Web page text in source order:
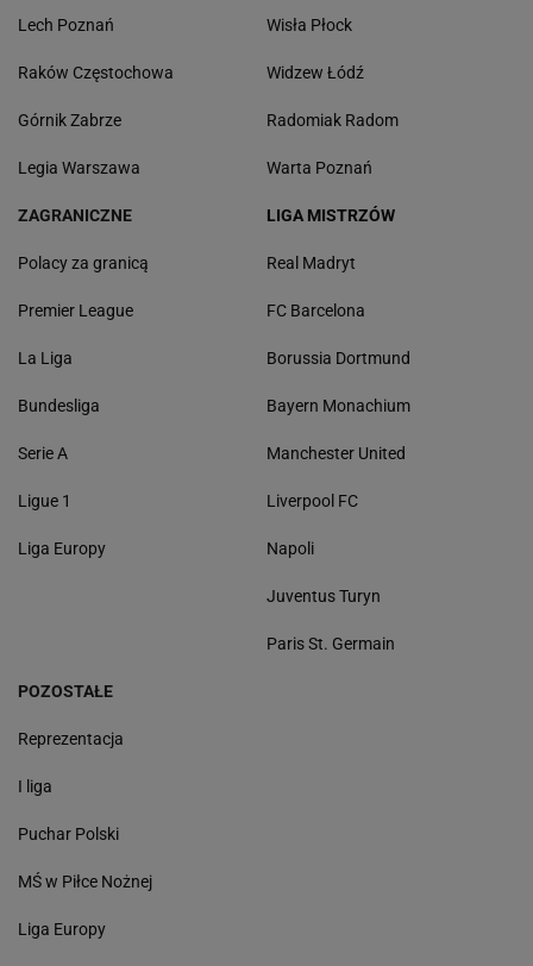
Lech Poznań
Raków Częstochowa
Górnik Zabrze
Legia Warszawa
Wisła Płock
Widzew Łódź
Radomiak Radom
Warta Poznań
ZAGRANICZNE
Polacy za granicą
Premier League
La Liga
Bundesliga
Serie A
Ligue 1
Liga Europy
LIGA MISTRZÓW
Real Madryt
FC Barcelona
Borussia Dortmund
Bayern Monachium
Manchester United
Liverpool FC
Napoli
Juventus Turyn
Paris St. Germain
POZOSTAŁE
Reprezentacja
I liga
Puchar Polski
MŚ w Piłce Nożnej
Liga Europy